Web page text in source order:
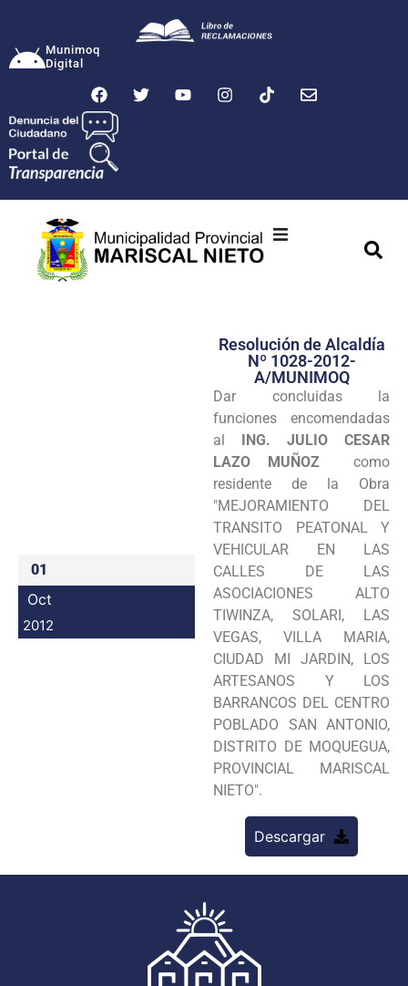
Munimoq
Digital
Transparencia
Seguridad
Programas
Intranet
01
Oct
2012
Resolución de Alcaldía
Nº 1028-2012-
A/MUNIMOQ
Dar concluidas la
funciones encomendadas
al ING. JULIO CESAR
LAZO MUÑOZcomo
residente de la Obra
"MEJORAMIENTO DEL
TRANSITO PEATONAL Y
VEHICULAR EN LAS
CALLES DE LAS
ASOCIACIONES ALTO
TIWINZA, SOLARI, LAS
VEGAS, VILLA MARIA,
CIUDAD MI JARDIN, LOS
ARTESANOS Y LOS
BARRANCOS DEL CENTRO
POBLADO SAN ANTONIO,
DISTRITO DE MOQUEGUA,
PROVINCIAL MARISCAL
NIETO".
Descargar